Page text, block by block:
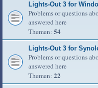
Lights-Out 3 for
Problems or questions
answered here
Themen: 54
Lights-Out 3 for
Problems or questions
answered here
Themen: 22